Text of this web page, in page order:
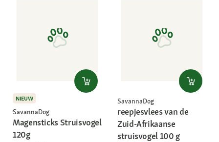
NIEUW
SavannaDog
Magensticks Struisvogel
120g
SavannaDog
reepjesvlees van de
Zuid-Afrikaanse
struisvogel 100 g